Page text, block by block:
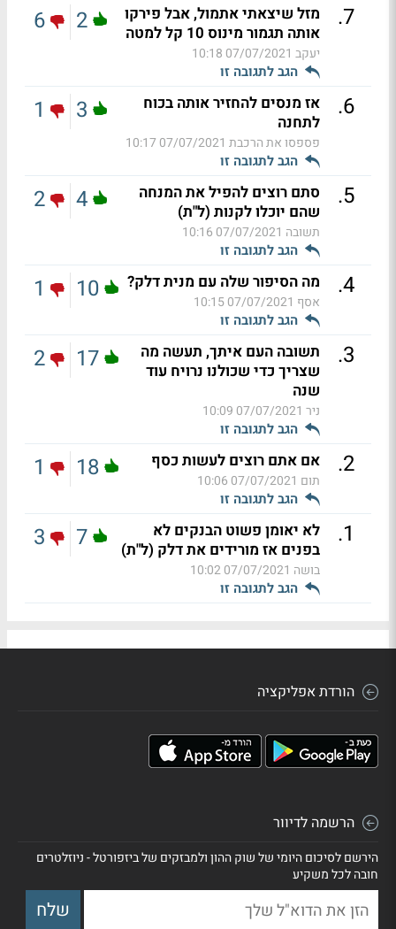
7
.
מזל שיצאתי אתמול, אבל פירקו
אותה תגמור מינוס 10 קל למטה
יעקב 07/07/2021 10:18
הגב לתגובה זו
2
6
6
.
אז מנסים להחזיר אותה בכוח
לתחנה
פספסו את הרכבת 07/07/2021 10:17
הגב לתגובה זו
3
1
5
.
סתם רוצים להפיל את המנחה
שהם יוכלו לקנות (ל"ת)
תשובה 07/07/2021 10:16
הגב לתגובה זו
4
2
4
. מה הסיפור שלה עם מנית דלק?
אסף 07/07/2021 10:15
הגב לתגובה זו
10
1
3
.
תשובה העם איתך, תעשה מה
שצריך כדי שכולנו נרויח עוד
שנה
ניר 07/07/2021 10:09
הגב לתגובה זו
17
2
2
. אם אתם רוצים לעשות כסף
תום 07/07/2021 10:06
הגב לתגובה זו
18
1
1
.
לא יאומן פשוט הבנקים לא
בפנים אז מורידים את דלק (ל"ת)
בושה 07/07/2021 10:02
הגב לתגובה זו
7
3
הורדת אפליקציה
הרשמה לדיוור
הירשם לסיכום היומי של שוק ההון ולמבזקים של ביזפורטל - ניוזלטרים
חובה לכל משקיע